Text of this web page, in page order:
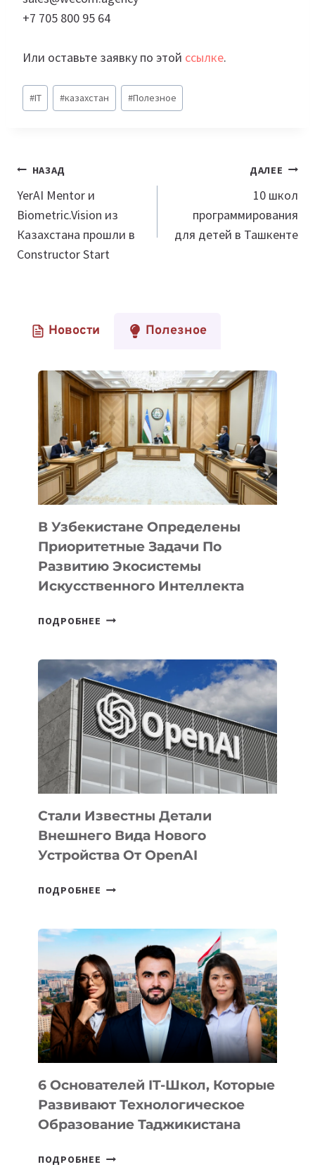
+7 705 800 95 64
Или оставьте заявку по этой ссылке.
Метки
записи:
#IT #казахстан #Полезное
Навигация
по
записям
НАЗАД
YerAI Mentor и
Biometric.Vision из
Казахстана прошли в
Constructor Start
ДАЛЕЕ
10 школ
программирования
для детей в Ташкенте
Новости Полезное
В Узбекистане Определены
Приоритетные Задачи По
Развитию Экосистемы
Искусственного Интеллекта
ПОДРОБНЕЕ В
ПРИОРИТЕТНЫЕ
ЗАДАЧИ
ПО
РАЗВИТИЮ
ЭКОСИСТЕМЫ
ИСКУССТВЕННОГО
ИНТЕЛЛЕКТА
Стали Известны Детали
Внешнего Вида Нового
Устройства От OpenAI
ПОДРОБНЕЕ СТАЛИ
ВНЕШНЕГО
ВИДА
НОВОГО
УСТРОЙСТВА
ОТ
OPENAI
6 Основателей IT-Школ, Которые
Развивают Технологическое
Образование Таджикистана
ПОДРОБНЕЕ